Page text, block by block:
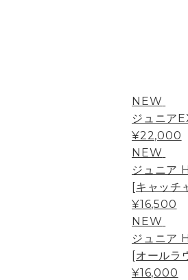
NEW
ジュニア
¥22,000
NEW
ジュニア
[キャッチ
¥16,500
NEW
ジュニア
[オールラ
¥16,000